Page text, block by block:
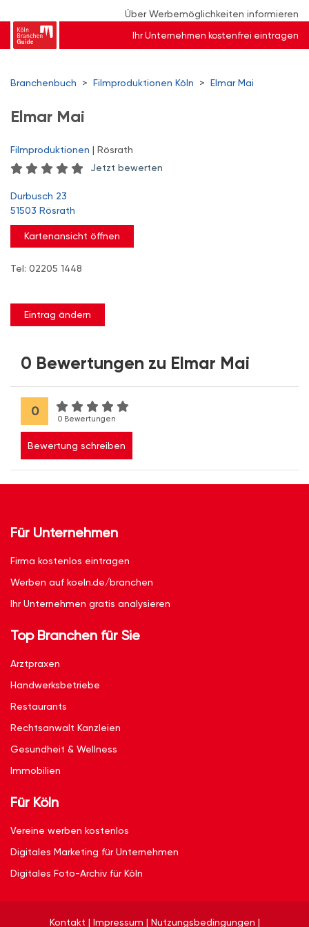
Über Werbemöglichkeiten informieren
Ihr Unternehmen kostenfrei eintragen
Branchenbuch > Filmproduktionen Köln > Elmar Mai
Elmar Mai
Filmproduktionen | Rösrath
Jetzt bewerten
Durbusch 23
51503 Rösrath
Kartenansicht öffnen
Tel: 02205 1448
Eintrag ändern
0 Bewertungen zu Elmar Mai
0
0 Bewertungen
Bewertung schreiben
Für Unternehmen
Firma kostenlos eintragen
Werben auf koeln.de/branchen
Ihr Unternehmen gratis analysieren
Top Branchen für Sie
Arztpraxen
Handwerksbetriebe
Restaurants
Rechtsanwalt Kanzleien
Gesundheit & Wellness
Immobilien
Für Köln
Vereine werben kostenlos
Digitales Marketing für Unternehmen
Digitales Foto-Archiv für Köln
Kontakt | Impressum | Nutzungsbedingungen |